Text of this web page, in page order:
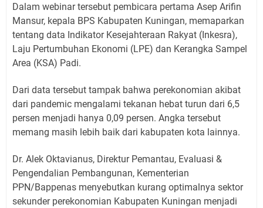
Dalam webinar tersebut pembicara pertama Asep Arifin
Mansur, kepala BPS Kabupaten Kuningan, memaparkan
tentang data Indikator Kesejahteraan Rakyat (Inkesra),
Laju Pertumbuhan Ekonomi (LPE) dan Kerangka Sampel
Area (KSA) Padi.
Dari data tersebut tampak bahwa perekonomian akibat
dari pandemic mengalami tekanan hebat turun dari 6,5
persen menjadi hanya 0,09 persen. Angka tersebut
memang masih lebih baik dari kabupaten kota lainnya.
Dr. Alek Oktavianus, Direktur Pemantau, Evaluasi &
Pengendalian Pembangunan, Kementerian
PPN/Bappenas menyebutkan kurang optimalnya sektor
sekunder perekonomian Kabupaten Kuningan menjadi